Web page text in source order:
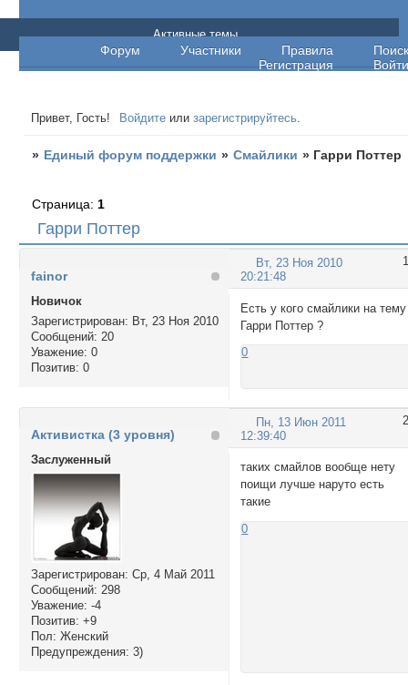
Единый форум поддержки
Форум Участники Правила
Поиск
Регистрация
Войти
Активные темы
Привет, Гость! Войдите илизарегистрируйтесь.
» Единый форум поддержки » Смайлики » Гарри Поттер
Гарри Поттер
Страница: 1
1
Вт, 23 Ноя 2010
20:21:48
fainor
Новичок
Зарегистрирован: Вт, 23 Ноя 2010
Сообщений: 20
Уважение: 0
Позитив: 0
Есть у кого смайлики на тему
Гарри Поттер ?
0
2
Пн, 13 Июн 2011
12:39:40
Активистка (3 уровня)
Заслуженный
Зарегистрирован: Ср, 4 Май 2011
Сообщений: 298
Уважение: -4
Позитив: +9
Пол: Женский
Предупреждения: 3)
таких смайлов вообще нету
поищи лучше наруто есть
такие
0